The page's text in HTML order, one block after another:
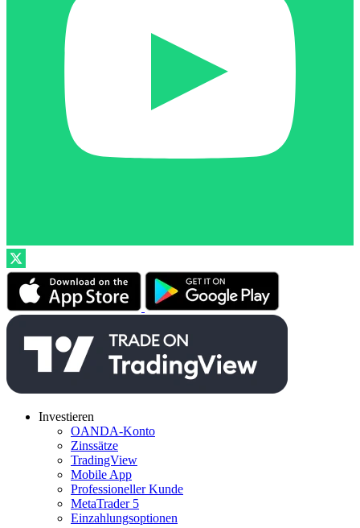
Investieren
OANDA-Konto
Zinssätze
TradingView
Mobile App
Professioneller Kunde
MetaTrader 5
Einzahlungsoptionen